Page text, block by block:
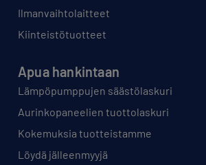
Ilmanvaihtolaitteet
Kiinteistötuotteet
Apua hankintaan
Lämpöpumppujen säästölaskuri
Aurinkopaneelien tuottolaskuri
Kokemuksia tuotteistamme
Löydä jälleenmyyjä